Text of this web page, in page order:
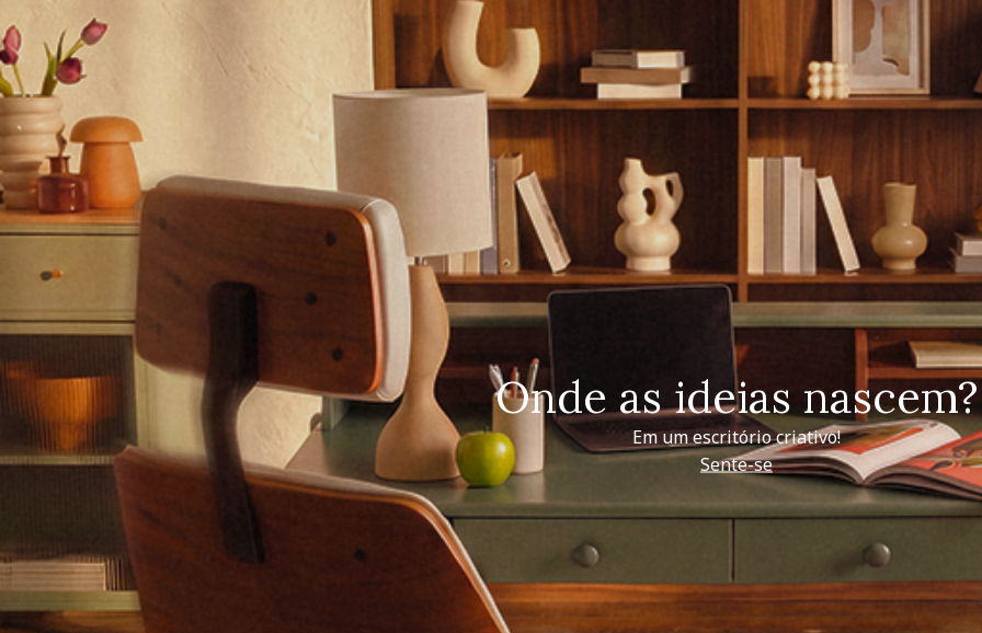
Onde as ideias nascem?
Em um escritório criativo!
Sente-se